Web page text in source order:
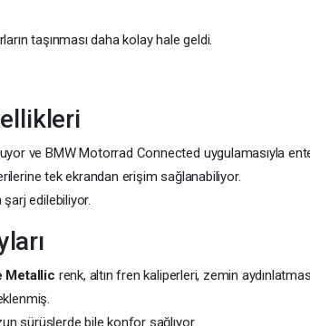
taşınması daha kolay hale geldi.
ve BMW Motorrad Connected uygulamasıyla
tek ekrandan erişim sağlanabiliyor.
edilebiliyor.
Metallic renk, altın fren kaliperleri, zemin
sürüşlerde bile konfor sağlıyor.